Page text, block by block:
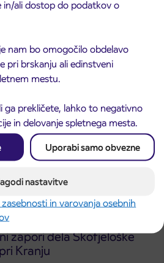
in/ali dostop do podatkov o
nam bo omogočilo obdelavo
pri brskanju ali edinstveni
mestu.
ga prekličete, lahko to negativno
in delovanje spletnega mesta.
Uporabi samo obvezne
nastavitve
in varovanja osebnih
zapori ceste
zapori dela Škofjeloške
Kranju